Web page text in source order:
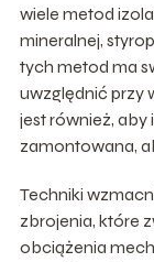
wiele metod
mineralnej,
tych metod ma
uwzględnić przy
jest również, aby
zamontowana,
Techniki
zbrojenia, które
obciążenia